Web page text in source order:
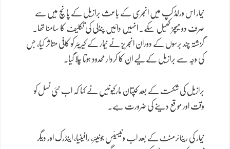
نیمار اس ورلڈ کپ میں انجری کے باعث برازیل کے پانچ میں سے
صرف دو میچز کھیل سکے۔ انہیں دائیں پنڈلی کی تکلیف کا سامنا تھا۔
گزشتہ چند برسوں کے دوران انجریز نے نیمار کے کیریئر کو کافی متاثر کیا، جس
کی وجہ سے برازیل کے لیے ان کا کردار محدود ہوتا چلا گیا۔
برازیل کی شکست کے بعد کپتان مارکیونیس نے کہا کہ اب نئی نسل کو
وقت اور موقع دینے کی ضرورت ہے۔
نیمار کی ریٹائرمنٹ کے بعد اب ونیسیئس جونیئر، رافینیا، اینڈرک اور دیگر